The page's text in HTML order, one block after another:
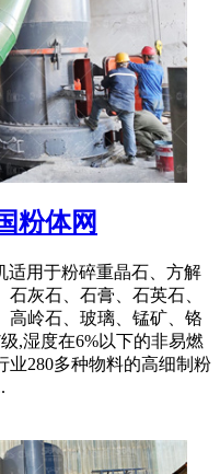
粉体网
适用于粉碎重晶石、方解
灰石、石膏、石英石、
高岭石、玻璃、锰矿、铬
,湿度在6%以下的非易燃
业280多种物料的高细制粉